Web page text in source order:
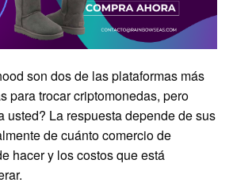
son dos de las plataformas más
para trocar criptomonedas, pero
usted? La respuesta depende de sus
de cuánto comercio de
hacer y los costos que está